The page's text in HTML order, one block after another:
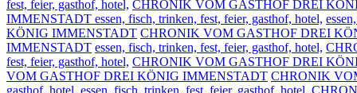
fest, feier, gasthof, hotel, CHRONIK VOM GASTHOF DREI
IMMENSTADT essen, fisch, trinken, fest, feier, gasthof, hotel,
KÖNIG IMMENSTADT CHRONIK VOM GASTHOF DREI
IMMENSTADT essen, fisch, trinken, fest, feier, gasthof, hotel,
fest, feier, gasthof, hotel, CHRONIK VOM GASTHOF DREI
VOM GASTHOF DREI KÖNIG IMMENSTADT CHRONIK
gasthof, hotel, essen, fisch, trinken, fest, feier, gasthof, hotel,